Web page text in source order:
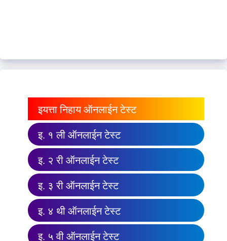
इयत्ता निहाय ऑनलाईन टेस्ट
इ. १ ली ऑनलाईन टेस्ट
इ. २ री ऑनलाईन टेस्ट
इ. ३ री ऑनलाईन टेस्ट
इ. ४ थी ऑनलाईन टेस्ट
इ. ५ वी ऑनलाईन टेस्ट